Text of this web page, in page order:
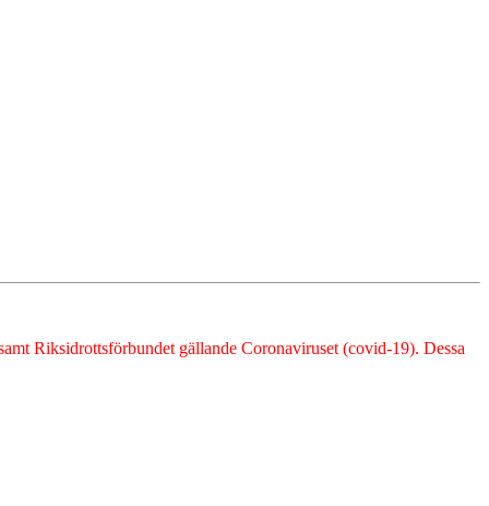
Riksidrottsförbundet gällande Coronaviruset (covid-19). Dessa